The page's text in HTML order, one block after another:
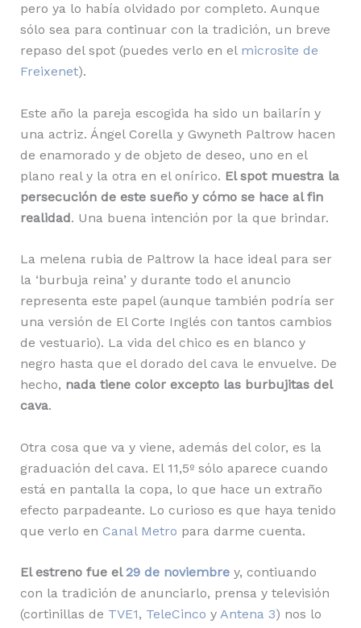
pero ya lo había olvidado por completo. Aunque
sólo sea para continuar con la tradición, un breve
repaso del spot (puedes verlo en el microsite de
Freixenet).
Este año la pareja escogida ha sido un bailarín y
una actriz. Ángel Corella y Gwyneth Paltrow hacen
de enamorado y de objeto de deseo, uno en el
plano real y la otra en el onírico. El spot muestra la
persecución de este sueño y cómo se hace al fin
realidad. Una buena intención por la que brindar.
La melena rubia de Paltrow la hace ideal para ser
la ‘burbuja reina’ y durante todo el anuncio
representa este papel (aunque también podría ser
una versión de El Corte Inglés con tantos cambios
de vestuario). La vida del chico es en blanco y
negro hasta que el dorado del cava le envuelve. De
hecho, nada tiene color excepto las burbujitas del
cava.
Otra cosa que va y viene, además del color, es la
graduación del cava. El 11,5º sólo aparece cuando
está en pantalla la copa, lo que hace un extraño
efecto parpadeante. Lo curioso es que haya tenido
que verlo en Canal Metro para darme cuenta.
El estreno fue el29 de noviembrey, contiuando
con la tradición de anunciarlo, prensa y televisión
(cortinillas de TVE1, TeleCinco y Antena 3) nos lo